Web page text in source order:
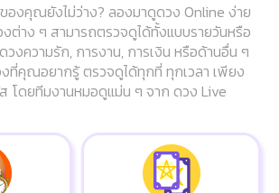
องคุณยังไม่ว่าง? ลองมาดูดวง Online ง่าย
ต่าง ๆ สามารถตรวจดูได้ทั้งแบบรายวันหรือ
วงความรัก, การงาน, การเงิน หรือด้านอื่น ๆ
ที่คุณอยากรู้ ตรวจดูได้ทุกที่ ทุกเวลา เพียง
โดยทีมงานหมอดูแม่น ๆ จาก ดวง Live